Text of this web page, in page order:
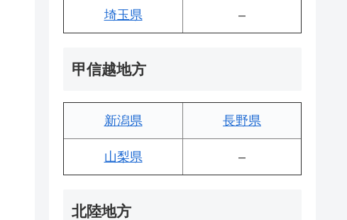
埼玉県 –
甲信越地方
新潟県 長野県
山梨県 –
北陸地方